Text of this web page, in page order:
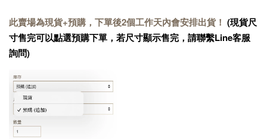
此賣場為現貨+預購，下單後2個工作天內會安排出貨！ (現貨尺
寸售完可以點選預購下單，若尺寸顯示售完，請聯繫Line客服
詢問)